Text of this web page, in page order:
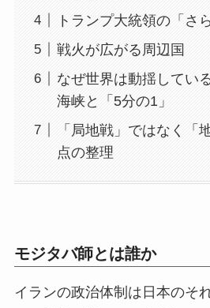
トランプ大統領の「さ
戦火が広がる周辺国
なぜ世界は動揺してい
海峡と「5分の1」
「局地戦」ではなく
点の整理
モジタバ師とは誰か
イランの政治体制は日本のそ